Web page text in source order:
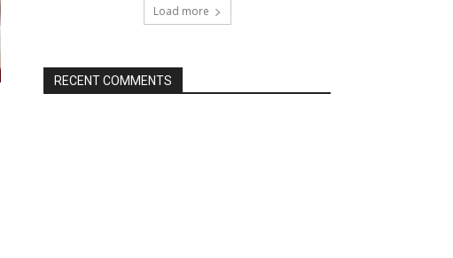
Load more
RECENT COMMENTS